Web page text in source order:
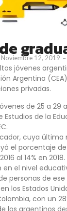
Noviembre 12, 2019
jóvenes
Argentina
privadas.
de 25 a
de la
cuya última
el porcentaje
al 14% en 2018.
en el nivel
personas de
los Estados
con un
los argentinos